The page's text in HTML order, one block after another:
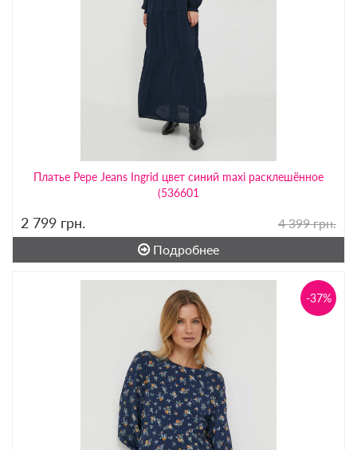
Платье Pepe Jeans Ingrid цвет синий maxi расклешённое
(536601
2 799 грн.
4 399 грн.
Подробнее
-37%